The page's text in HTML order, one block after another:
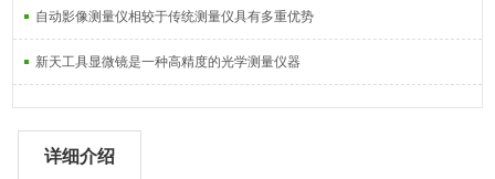
自动影像测量仪相较于传统测量仪具有多重优势
新天工具显微镜是一种高精度的光学测量仪器
详细介绍